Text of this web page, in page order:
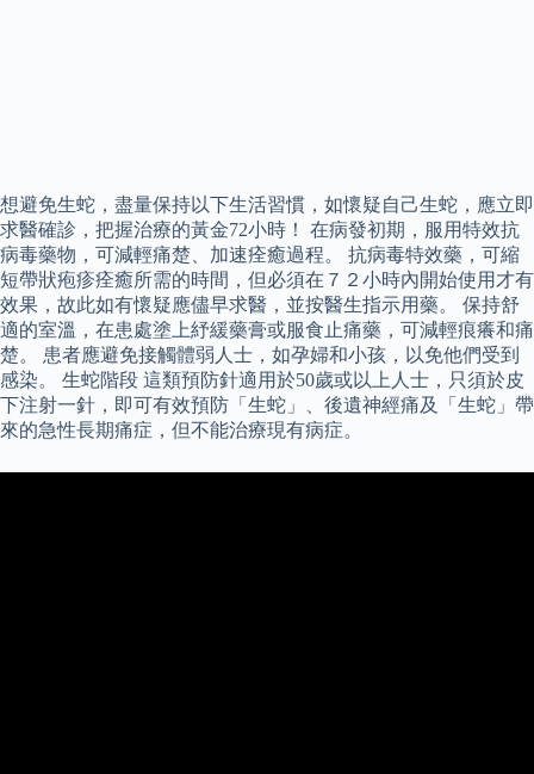
想避免生蛇，盡量保持以下生活習慣，如懷疑自己生蛇，應立即
求醫確診，把握治療的黃金72小時！ 在病發初期，服用特效抗
病毒藥物，可減輕痛楚、加速痊癒過程。 抗病毒特效藥，可縮
短帶狀疱疹痊癒所需的時間，但必須在７２小時內開始使用才有
效果，故此如有懷疑應儘早求醫，並按醫生指示用藥。 保持舒
適的室溫，在患處塗上紓緩藥膏或服食止痛藥，可減輕痕癢和痛
楚。 患者應避免接觸體弱人士，如孕婦和小孩，以免他們受到
感染。 生蛇階段 這類預防針適用於50歲或以上人士，只須於皮
下注射一針，即可有效預防「生蛇」、後遺神經痛及「生蛇」帶
來的急性長期痛症，但不能治療現有病症。